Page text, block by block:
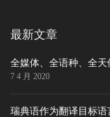
最新文章
全媒体、全语种、全
7 4 月 2020
瑞典语作为翻译目标语